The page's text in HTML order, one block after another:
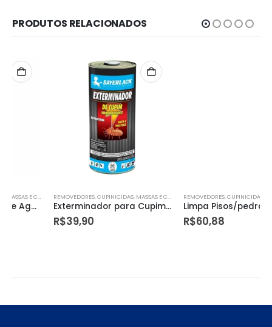
PRODUTOS RELACIONADOS
REMOVEDORES, CUPINICIDAS, MASSAS E CONVERTEDORES DE FERRUGEM.
Exterminador para Cupim Líquido 900ml
REMOVEDORES, CUPINICIDAS, MASSAS E CONVERTEDORES DE FERRUGEM.
Limpa Pisos/pedras 5l Linhal – 14709